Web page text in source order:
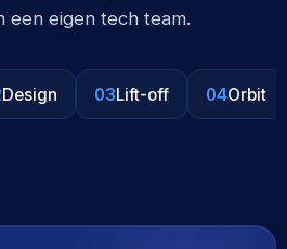
een eigen tech team.
Design 03Lift-off 04Orbit